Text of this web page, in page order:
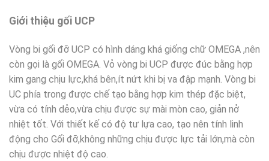
Giới thiệu gối UCP
Vòng bi gối đỡ UCP có hình dáng khá giống chữ OMEGA ,nên
còn gọi là gối OMEGA. Vỏ vòng bi UCP được đúc bằng hợp
kim gang chịu lực,khá bên,ít nứt khi bị va đập mạnh. Vòng bi
UC phía trong được chế tạo bằng hợp kim thép đặc biệt,
vừa có tính dẻo,vừa chịu được sự mài mòn cao, giản nở
nhiệt tốt. Với thiết kế có độ tư lựa cao, tạo nên tính linh
động cho Gối đỡ,không những chịu được lực tải lớn,mà còn
chịu được nhiệt độ cao.